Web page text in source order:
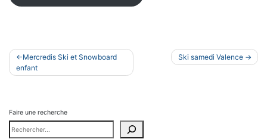
Navigation
de
Mercredis Ski et Snowboard
enfant
Ski samedi Valence
Faire une recherche